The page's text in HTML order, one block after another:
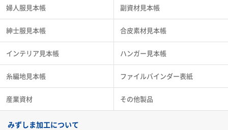
婦人服見本帳
紳士服見本帳
インテリア見本帳
糸編地見本帳
産業資材
副資材見本帳
合皮素材見本帳
ハンガー見本帳
ファイルバインダー表紙
その他製品
みずしま加工について